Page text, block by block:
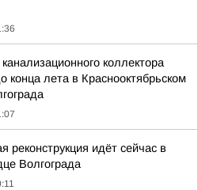
коллектора
конца лета в Краснооктябрьском
реконструкция идёт сейчас в
Волгограда